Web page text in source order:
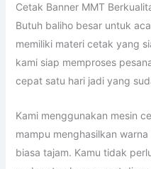
Cetak Banner MMT
Butuh baliho besar untuk
memiliki materi cetak yang
kami siap memproses
cepat satu hari jadi yang
Kami menggunakan mesin
mampu menghasilkan
biasa tajam. Kamu tidak